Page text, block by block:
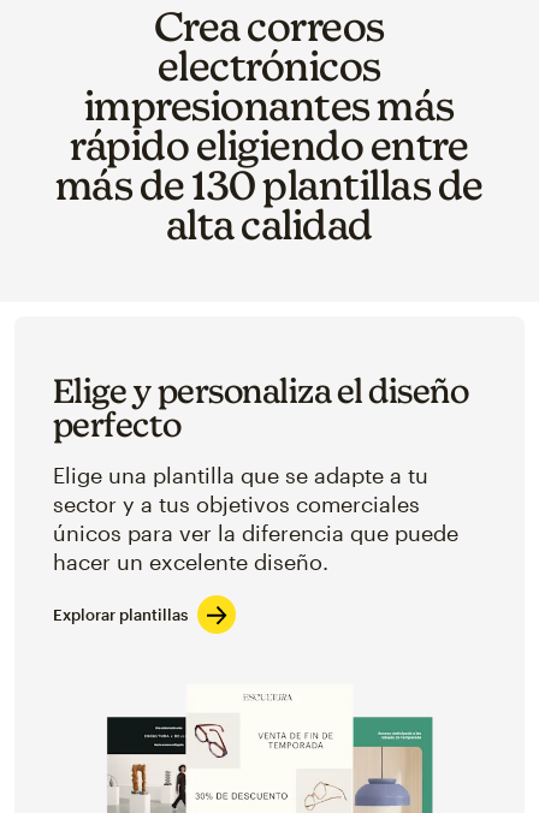
Crea correos
electrónicos
impresionantes más
rápido eligiendo entre
más de 130 plantillas de
alta calidad
Elige y personaliza el diseño
perfecto
Elige una plantilla que se adapte a tu
sector y a tus objetivos comerciales
únicos para ver la diferencia que puede
hacer un excelente diseño.
Explorar plantillas